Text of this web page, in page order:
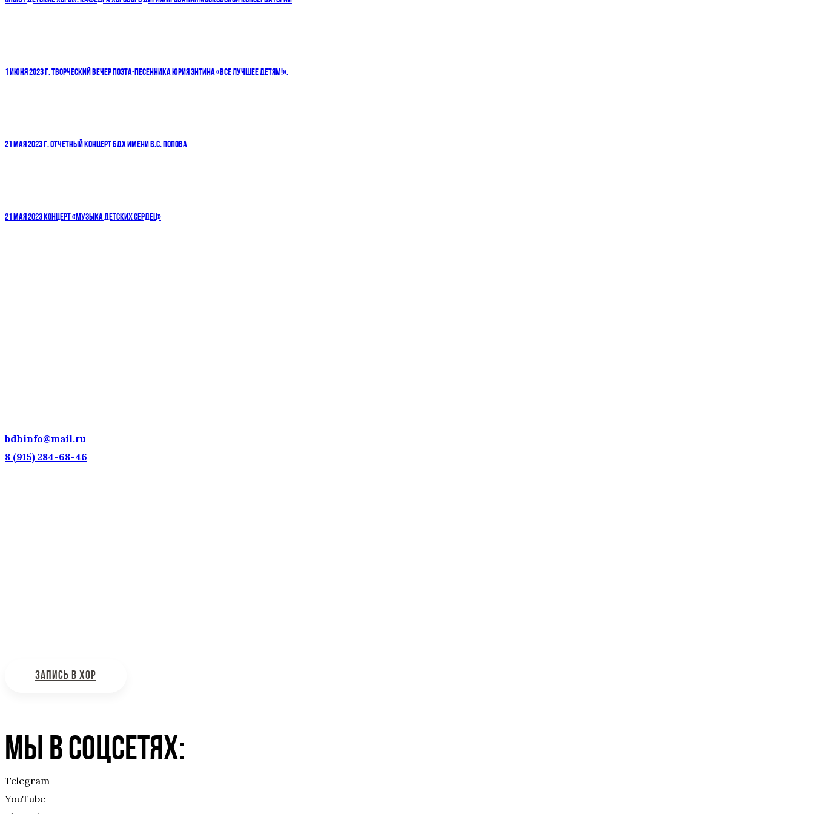
1 ИЮНЯ 2023 Г. ТВОРЧЕСКИЙ ВЕЧЕР ПОЭТА-ПЕСЕННИКА ЮРИЯ ЭНТИНА «ВСЕ ЛУЧШЕЕ ДЕТЯМ!».
21 МАЯ 2023 Г. ОТЧЕТНЫЙ КОНЦЕРТ БДХ ИМЕНИ В.С. ПОПОВА
21 МАЯ 2023 КОНЦЕРТ «МУЗЫКА ДЕТСКИХ СЕРДЕЦ»
bdhinfo@mail.ru
8 (915) 284-68-46
ЗАПИСЬ В ХОР
Мы в соцсетях:
Telegram
YouTube